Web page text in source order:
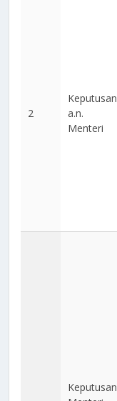
2
Keputusan
a.n.
Menteri
Keputusan